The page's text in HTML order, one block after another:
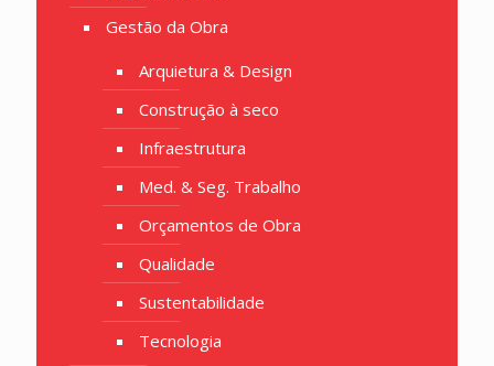
Gestão da Obra
Arquietura & Design
Construção à seco
Infraestrutura
Med. & Seg. Trabalho
Orçamentos de Obra
Qualidade
Sustentabilidade
Tecnologia